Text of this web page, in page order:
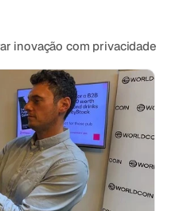
inovação com privacidade